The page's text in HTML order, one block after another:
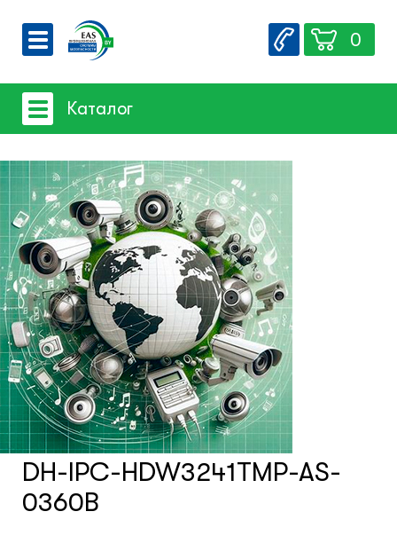
О компании
Вакансии
Контакты
0
Каталог
Системы видеонаблюдения
- iFLOW
- SpaceTechnology
- Dahua
- EZ-IP
- Hikvision
- Комплектующие и монтажный
материал
Системы защиты товаров от краж
Счетчики посетителей
Защита товара на стеллажах
DH-IPC-HDW3241TMP-AS-
0360B